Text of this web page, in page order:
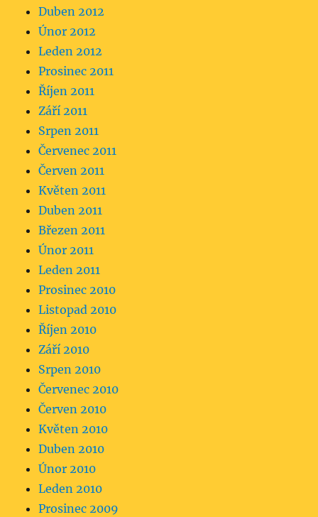
Duben 2012
Únor 2012
Leden 2012
Prosinec 2011
Říjen 2011
Září 2011
Srpen 2011
Červenec 2011
Červen 2011
Květen 2011
Duben 2011
Březen 2011
Únor 2011
Leden 2011
Prosinec 2010
Listopad 2010
Říjen 2010
Září 2010
Srpen 2010
Červenec 2010
Červen 2010
Květen 2010
Duben 2010
Únor 2010
Leden 2010
Prosinec 2009